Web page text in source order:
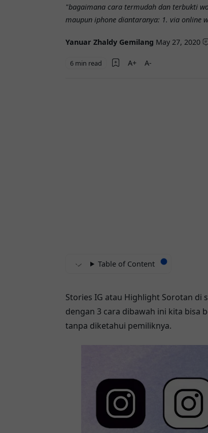
"bagaimana cara termudah dan terbukti
maupun iphone diantaranya: 1. via online
Yanuar Zhaldy Gemilang May 27, 2020
6 min read
Table of Content
Stories IG atau Highlight Sorotan di
dengan 3 cara dibawah ini kita bisa
tanpa diketahui pemiliknya.